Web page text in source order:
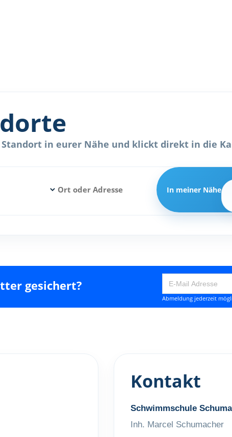
in eurer Nähe und klickt direkt in die
In meiner Nähe
gesichert?
Abmeldung jederzeit
Kontakt
Schwimmschule
Inh. Marcel Schumacher